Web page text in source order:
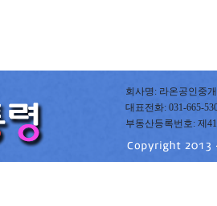
회사명: 라온공인중
대표전화: 031-665-
부동산등록번호: 제